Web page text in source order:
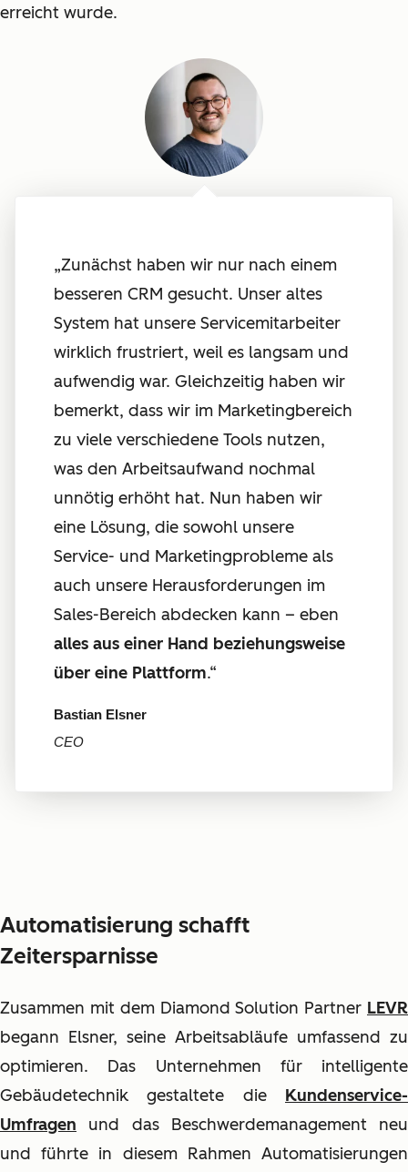
erreicht wurde.
„Zunächst haben wir nur nach einem
besseren CRM gesucht. Unser altes
System hat unsere Servicemitarbeiter
wirklich frustriert, weil es langsam und
aufwendig war. Gleichzeitig haben wir
bemerkt, dass wir im Marketingbereich
zu viele verschiedene Tools nutzen,
was den Arbeitsaufwand nochmal
unnötig erhöht hat. Nun haben wir
eine Lösung, die sowohl unsere
Service- und Marketingprobleme als
auch unsere Herausforderungen im
Sales-Bereich abdecken kann – eben
alles aus einer Hand beziehungsweise
über eine Plattform.“
Bastian Elsner
CEO
Automatisierung schafft
Zeitersparnisse
Zusammen mit dem Diamond Solution Partner LEVR
begann Elsner, seine Arbeitsabläufe umfassend zu
optimieren. Das Unternehmen für intelligente
Gebäudetechnik gestaltete die Kundenservice-
Umfragen und das Beschwerdemanagement neu
und führte in diesem Rahmen Automatisierungen